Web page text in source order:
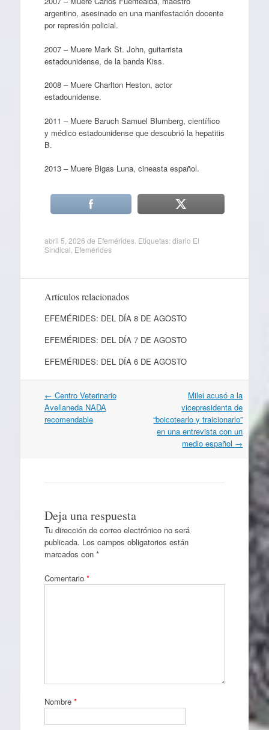
argentino, asesinado en una manifestación docente
por represión policial.
2007 – Muere Mark St. John, guitarrista
estadounidense, de la banda Kiss.
2008 – Muere Charlton Heston, actor
estadounidense.
2011 – Muere Baruch Samuel Blumberg, científico
y médico estadounidense que descubrió la hepatitis
B.
2013 – Muere Bigas Luna, cineasta español.
abril 5, 2026 de Efemérides. Etiquetas:diario El
Sindical Efemérides
Artículos relacionados
EFEMÉRIDES: DEL DÍA 8 DE AGOSTO
EFEMÉRIDES: DEL DÍA 7 DE AGOSTO
EFEMÉRIDES: DEL DÍA 6 DE AGOSTO
Navegación
por
artículos
← Centro Veterinario
Avellaneda NADA
recomendable
Milei acusó a la
vicepresidenta de
“boicotearlo y traicionarlo”
en una entrevista con un
medio español →
Deja una respuesta
Tu dirección de correo electrónico no será
publicada. Los campos obligatorios están
marcados con *
Comentario *
Nombre *